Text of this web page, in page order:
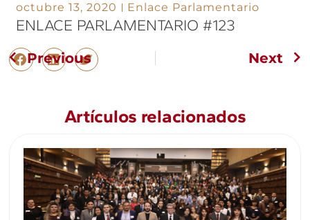
octubre 13, 2020 Enlace Parlamentario
ENLACE PARLAMENTARIO #123
Previous Next
Artículos relacionados